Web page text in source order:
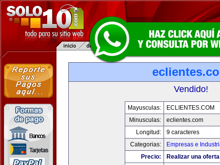
Vendido!
Mayusculas:
ECLIENTES.COM
Minusculas:
eclientes.com
Longitud:
9 caracteres
Categorias:
Empresas e
Precio:
Realizar una